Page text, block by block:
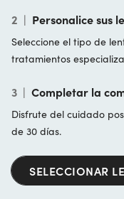
2 | Personalice sus
Seleccione el tipo de
tratamientos
3 | Completar la
Disfrute del cuidado
de 30 días.
SELECCIONAR